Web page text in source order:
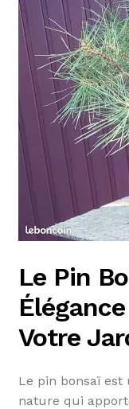
Le Pin
Votre
Le pin bonsaï
nature qui